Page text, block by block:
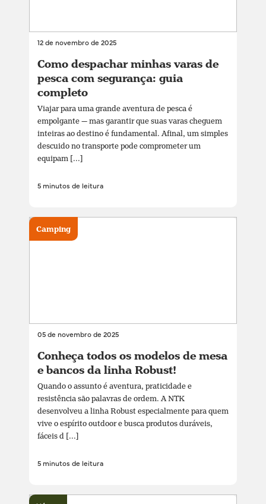
12 de novembro de 2025
Como despachar minhas varas de
pesca com segurança: guia
completo
Viajar para uma grande aventura de pesca é
empolgante — mas garantir que suas varas cheguem
inteiras ao destino é fundamental. Afinal, um simples
descuido no transporte pode comprometer um
equipam [...]
5 minutos de leitura
05 de novembro de 2025
Conheça todos os modelos de mesa
e bancos da linha Robust!
Quando o assunto é aventura, praticidade e
resistência são palavras de ordem. A NTK
desenvolveu a linha Robust especialmente para quem
vive o espírito outdoor e busca produtos duráveis,
fáceis d [...]
5 minutos de leitura
Camping